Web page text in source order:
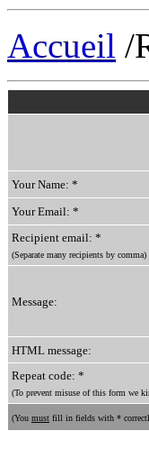
Accueil /
Your Name: *
Your Email: *
Recipient email: *
(Separate many recipients by comma)
Message:
HTML message:
Repeat code: *
(To prevent misuse of this form we
(You must fill in fields with *